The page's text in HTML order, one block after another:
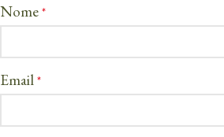
Nome*
Email*